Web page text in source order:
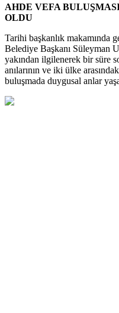
AHDE VEFA
OLDU
Tarihi başkanlık makamında
Belediye Başkanı Süleyman
yakından ilgilenerek bir süre
anılarının ve iki ülke
buluşmada duygusal anlar